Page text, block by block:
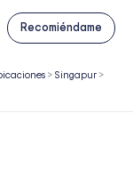
Recomiéndame
> Singapur >